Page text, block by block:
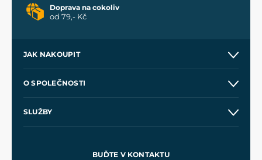
Doprava na cokoliv
od 79,- Kč
JAK NAKOUPIT
Velkoobchod
O SPOLEČNOSTI
SLUŽBY
Meče pro Kingdom Come
BUĎTE V KONTAKTU